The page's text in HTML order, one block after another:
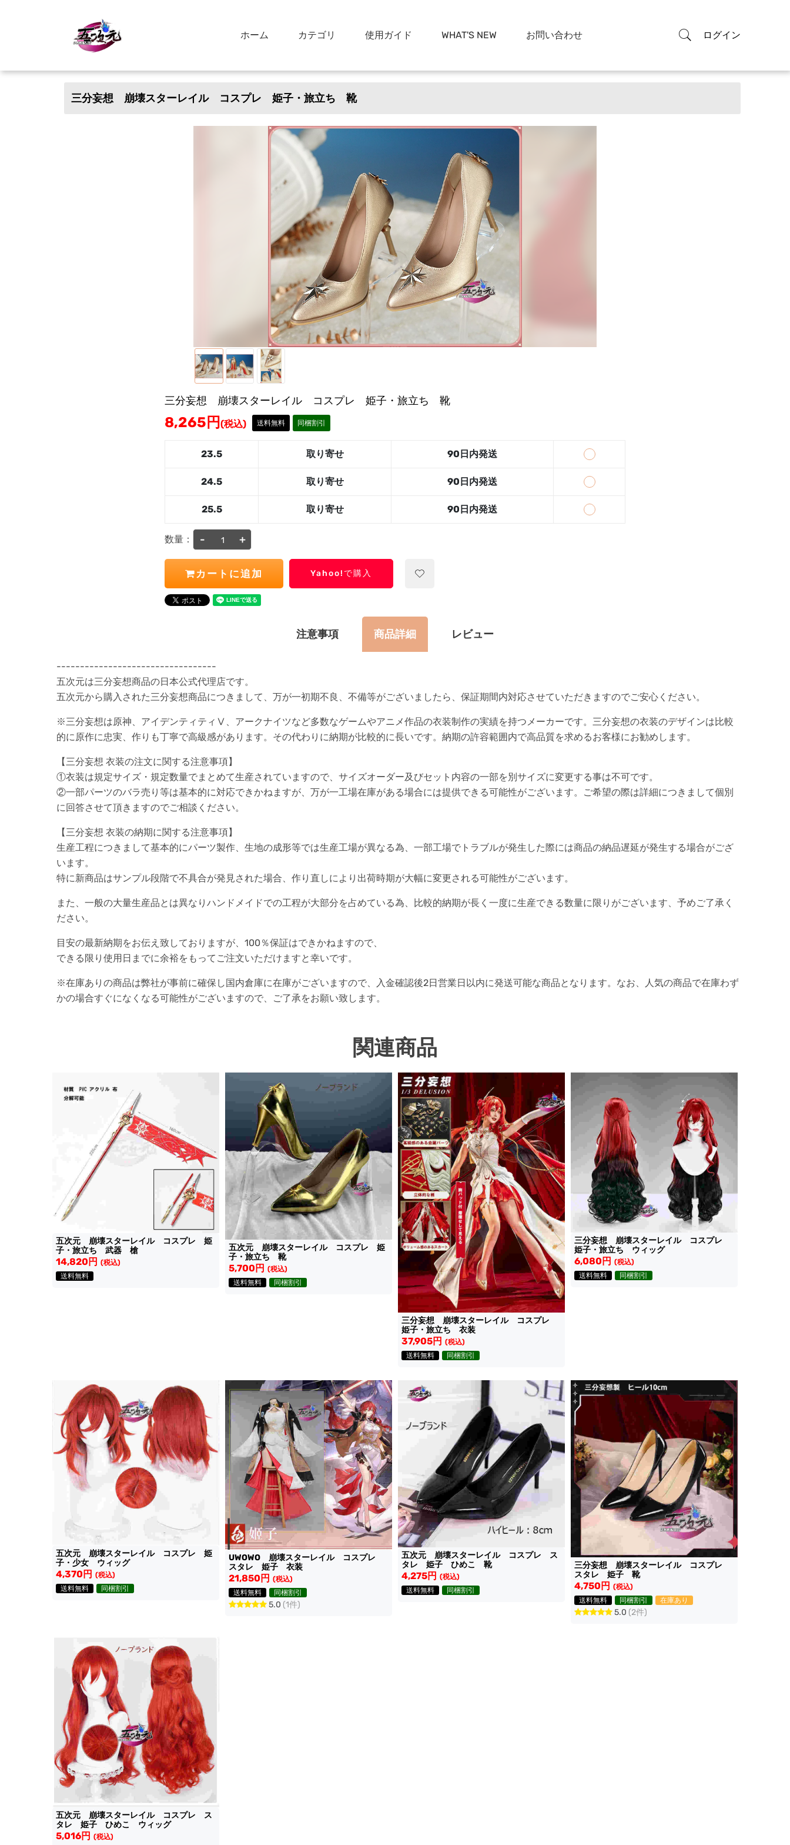
ホーム カテゴリ 使用ガイド WHAT'S NEW お問い合わせ ログイン
三分妄想 崩壊スターレイル コスプレ 姫子・旅立ち 靴
三分妄想 崩壊スターレイル コスプレ 姫子・旅立ち 靴
8,265 円 (税込) 送料無料 同梱割引
23.5 取り寄せ 90日内発送
24.5 取り寄せ 90日内発送
25.5 取り寄せ 90日内発送
数量： - +
カートに追加 Yahoo!で購入
注意事項 商品詳細 レビュー
----------------------------------
五次元は三分妄想商品の日本公式代理店です。
五次元から購入された三分妄想商品につきまして、万が一初期不良、不備等がございましたら、保証期間内対応させていただきますのでご安心ください。
※三分妄想は原神、アイデンティティⅤ、アークナイツなど多数なゲームやアニメ作品の衣装制作の実績を持つメーカーです。三分妄想の衣装のデザインは比較
的に原作に忠実、作りも丁寧で高級感があります。その代わりに納期が比較的に長いです。納期の許容範囲内で高品質を求めるお客様にお勧めします。
【三分妄想 衣装の注文に関する注意事項】
①衣装は規定サイズ・規定数量でまとめて生産されていますので、サイズオーダー及びセット内容の一部を別サイズに変更する事は不可です。
②一部パーツのバラ売り等は基本的に対応できかねますが、万が一工場在庫がある場合には提供できる可能性がございます。ご希望の際は詳細につきまして個別
に回答させて頂きますのでご相談ください。
【三分妄想 衣装の納期に関する注意事項】
生産工程につきまして基本的にパーツ製作、生地の成形等では生産工場が異なる為、一部工場でトラブルが発生した際には商品の納品遅延が発生する場合がござ
います。
特に新商品はサンプル段階で不具合が発見された場合、作り直しにより出荷時期が大幅に変更される可能性がございます。
また、一般の大量生産品とは異なりハンドメイドでの工程が大部分を占めている為、比較的納期が長く一度に生産できる数量に限りがございます、予めご了承く
ださい。
目安の最新納期をお伝え致しておりますが、100％保証はできかねますので、
できる限り使用日までに余裕をもってご注文いただけますと幸いです。
※在庫ありの商品は弊社が事前に確保し国内倉庫に在庫がございますので、入金確認後2日営業日以内に発送可能な商品となります。なお、人気の商品で在庫わず
かの場合すぐになくなる可能性がございますので、ご了承をお願い致します。
関連商品
五次元 崩壊スターレイル コスプレ 姫
子・旅立ち 武器 槍
14,820円 (税込)
送料無料
五次元 崩壊スターレイル コスプレ 姫
子・旅立ち 靴
5,700円 (税込)
送料無料
同梱割引
三分妄想 崩壊スターレイル コスプレ
姫子・旅立ち 衣装
37,905円 (税込)
送料無料
同梱割引
三分妄想 崩壊スターレイル コスプレ
姫子・旅立ち ウィッグ
6,080円 (税込)
送料無料
同梱割引
五次元 崩壊スターレイル コスプレ 姫
子・少女 ウィッグ
4,370円 (税込)
送料無料
同梱割引
UWOWO 崩壊スターレイル コスプレ
スタレ 姫子 衣装
21,850円 (税込)
送料無料
同梱割引
5.0 (1件)
五次元 崩壊スターレイル コスプレ ス
タレ 姫子 ひめこ 靴
4,275円 (税込)
送料無料
同梱割引
三分妄想 崩壊スターレイル コスプレ
スタレ 姫子 靴
4,750円 (税込)
送料無料
同梱割引 在庫あり
5.0 (2件)
五次元 崩壊スターレイル コスプレ ス
タレ 姫子 ひめこ ウィッグ
5,016円 (税込)